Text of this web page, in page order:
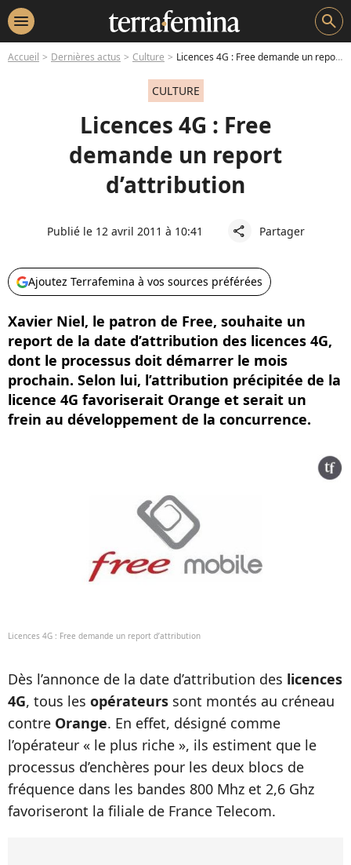
menu search
Accueil Dernières actus Culture Licences 4G : Free demande un report d’attribution
CULTURE
Licences 4G : Free
demande un report
d’attribution
Publié le 12 avril 2011 à 10:41 share Partager
Ajoutez Terrafemina à vos sources préférées
Xavier Niel, le patron de Free, souhaite un
report de la date d’attribution des licences 4G,
dont le processus doit démarrer le mois
prochain. Selon lui, l’attribution précipitée de la
licence 4G favoriserait Orange et serait un
frein au développement de la concurrence.
Licences 4G : Free demande un report d’attribution
Dès l’annonce de la date d’attribution des licences
4G, tous les opérateurs sont montés au créneau
contre Orange. En effet, désigné comme
l’opérateur « le plus riche », ils estiment que le
processus d’enchères pour les deux blocs de
fréquence dans les bandes 800 Mhz et 2,6 Ghz
favoriseront la filiale de France Telecom.